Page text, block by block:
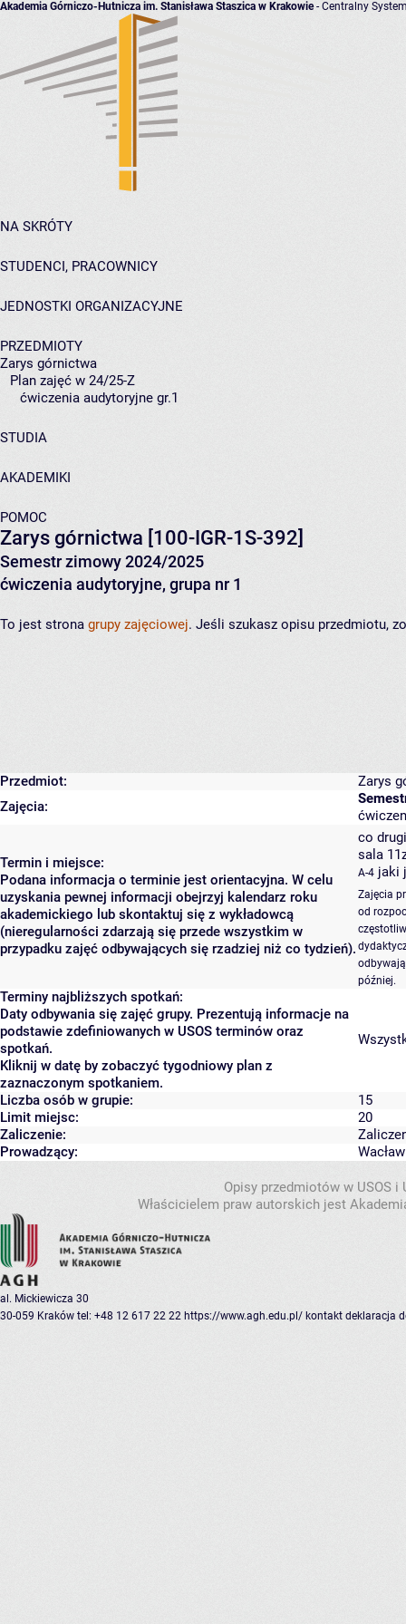
Akademia Górniczo-Hutnicza im. Stanisława Staszica w Krakowie- Centralny
NA SKRÓTY
STUDENCI, PRACOWNICY
JEDNOSTKI ORGANIZACYJNE
PRZEDMIOTY
Zarys górnictwa
Plan zajęć w 24/25-Z
ćwiczenia audytoryjne gr.1
STUDIA
AKADEMIKI
POMOC
Zarys górnictwa [100-IGR-1S-392]
Semestr zimowy 2024/2025
ćwiczenia audytoryjne, grupa nr 1
To jest strona grupy zajęciowej. Jeśli szukasz opisu przedmiotu,
Przedmiot:
Zarys
Zajęcia:
Termin i miejsce:
Podana informacja o terminie jest orientacyjna. W celu
uzyskania pewnej informacji obejrzyj kalendarz roku
akademickiego lub skontaktuj się z wykładowcą
(nieregularności zdarzają się przede wszystkim w
przypadku zajęć odbywających się rzadziej niż co tydzień).
co
sala
A-4 jaki
Zajęcia
od
później.
Terminy najbliższych spotkań:
Daty odbywania się zajęć grupy. Prezentują informacje na
podstawie zdefiniowanych w USOS terminów oraz
spotkań.
Kliknij w datę by zobaczyć tygodniowy plan z
zaznaczonym spotkaniem.
Liczba osób w grupie:
15
Limit miejsc:
20
Zaliczenie:
Prowadzący:
Opisy przedmiotów w USOS
Właścicielem praw autorskich jest
al. Mickiewicza 30
30-059 Kraków tel: +48 12 617 22 22 https://www.agh.edu.pl/ kontakt deklaracja